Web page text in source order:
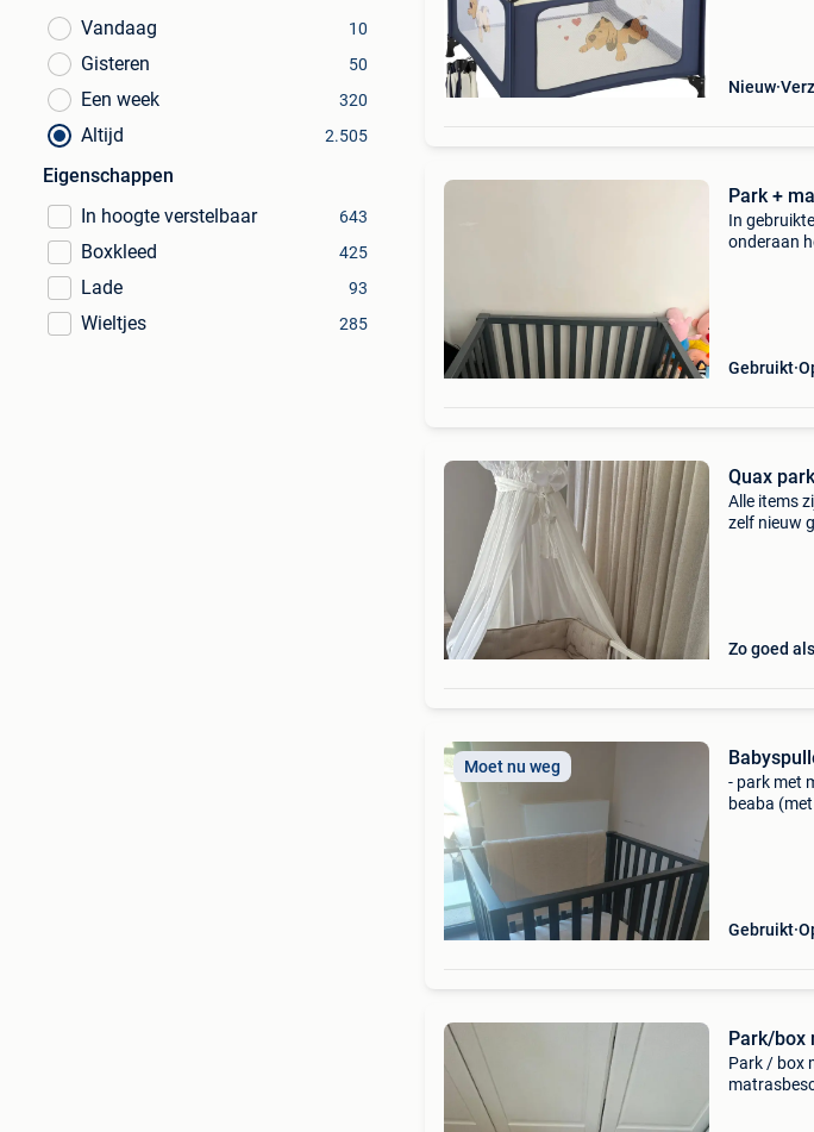
Vandaag
10
Gisteren 50
Een week 320
Altijd 2.505
Eigenschappen
In hoogte verstelbaar
643
Boxkleed 425
Lade 93
Wieltjes 285
Nieuw
Park +
In
onderaan
Gebruikt
Quax
Alle items
zelf nieuw
Zo goed
Moet nu weg
- park met
beaba
Gebruikt
Park/box
Park / box